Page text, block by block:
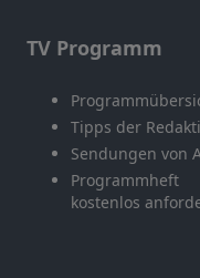
TV Programm
Tipps der
Sendungen von
Programmheft
kostenlos